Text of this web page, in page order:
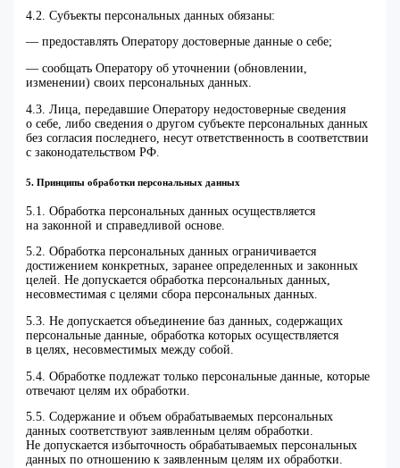
4.2. Субъекты персональных данных обязаны:
— предоставлять Оператору достоверные данные о себе;
— сообщать Оператору об уточнении (обновлении,
изменении) своих персональных данных.
4.3. Лица, передавшие Оператору недостоверные сведения
о себе, либо сведения о другом субъекте персональных данных
без согласия последнего, несут ответственность в соответствии
с законодательством РФ.
5. Принципы обработки персональных данных
5.1. Обработка персональных данных осуществляется
на законной и справедливой основе.
5.2. Обработка персональных данных ограничивается
достижением конкретных, заранее определенных и законных
целей. Не допускается обработка персональных данных,
несовместимая с целями сбора персональных данных.
5.3. Не допускается объединение баз данных, содержащих
персональные данные, обработка которых осуществляется
в целях, несовместимых между собой.
5.4. Обработке подлежат только персональные данные, которые
отвечают целям их обработки.
5.5. Содержание и объем обрабатываемых персональных
данных соответствуют заявленным целям обработки.
Не допускается избыточность обрабатываемых персональных
данных по отношению к заявленным целям их обработки.